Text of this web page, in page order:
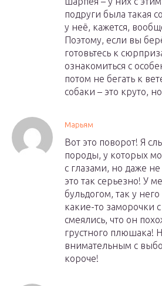
подруги была такая
у неё, кажется,
Поэтому, если вы
готовьтесь к
ознакомиться с
потом не бегать к
собаки – это круто,
Марьям
Вот это поворот! Я
породы, у которых
с глазами, но даже не
это так серьезно! У
бульдогом, так у
какие-то заморочки
смеялись, что он
грустного плюшака!
внимательным с
короче!